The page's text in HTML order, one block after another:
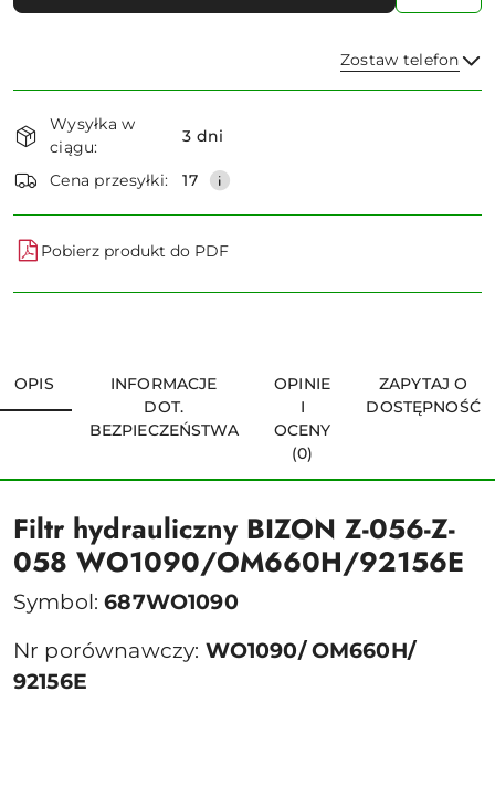
Zostaw telefon
i
dostawa
Wysyłka w
ciągu:
3 dni
Cena przesyłki: 17
Pobierz produkt do PDF
OPIS
INFORMACJE
DOT.
BEZPIECZEŃSTWA
OPINIE
I
OCENY
(0)
ZAPYTAJ O
DOSTĘPNOŚĆ
Filtr hydrauliczny BIZON Z-056-Z-
058 WO1090/OM660H/92156E
Symbol:687WO1090
Nr porównawczy: WO1090/ OM660H/
92156E